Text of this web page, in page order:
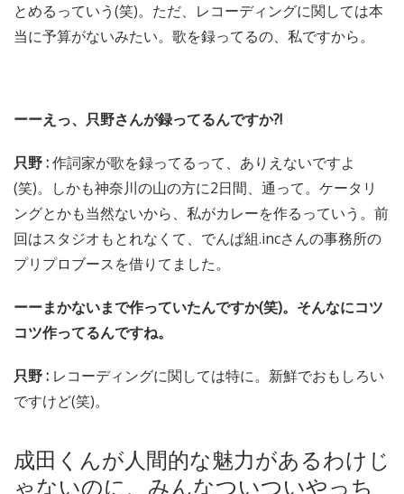
とめるっていう(笑)。ただ、レコーディングに関しては本
当に予算がないみたい。歌を録ってるの、私ですから。
ーーえっ、只野さんが録ってるんですか?!
只野 :作詞家が歌を録ってるって、ありえないですよ
(笑)。しかも神奈川の山の方に2日間、通って。ケータリ
ングとかも当然ないから、私がカレーを作るっていう。前
回はスタジオもとれなくて、でんぱ組.incさんの事務所の
プリプロブースを借りてました。
ーーまかないまで作っていたんですか(笑)。そんなにコツ
コツ作ってるんですね。
只野 : レコーディングに関しては特に。新鮮でおもしろい
ですけど(笑)。
成田くんが人間的な魅力があるわけじ
ゃないのに、みんなついついやっち